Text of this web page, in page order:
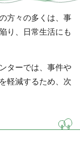
方々の多くは、事
り、日常生活にも
ターでは、事件や
軽減するため、次